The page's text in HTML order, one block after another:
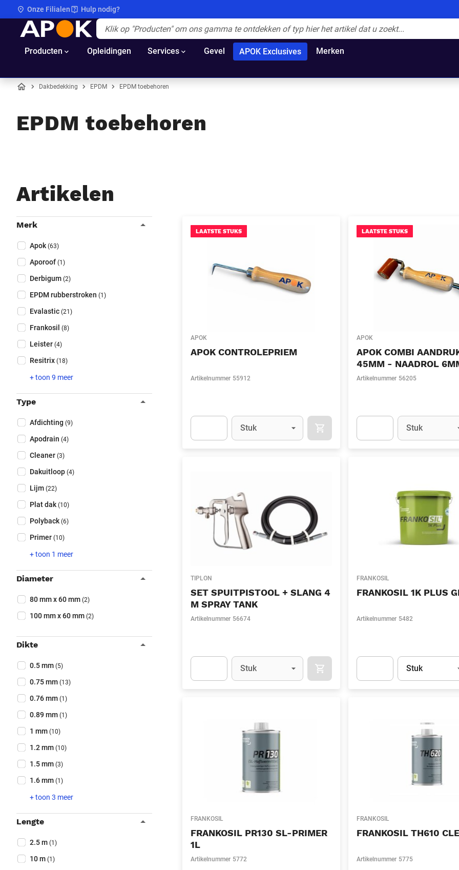
Onze Filialen Hulp nodig?
APOK
Producten Opleidingen Services Gevel APOK Exclusives Merken
Dakbedekking EPDM EPDM toebehoren
EPDM toebehoren
Artikelen
Filters
Merk
Merk (Optioneel)
Apok (63)
Aporoof (1)
Derbigum (2)
EPDM rubberstroken (1)
Evalastic (21)
Frankosil (8)
Leister (4)
Resitrix (18)
+ toon 9 meer
Type
Type (Optioneel)
Afdichting (9)
Apodrain (4)
Cleaner (3)
Dakuitloop (4)
Lijm (22)
Plat dak (10)
Polyback (6)
Primer (10)
+ toon 1 meer
Diameter
Diameter (Optioneel)
80 mm x 60 mm (2)
100 mm x 60 mm (2)
Dikte
Dikte (Optioneel)
0.5 mm (5)
0.75 mm (13)
0.76 mm (1)
0.89 mm (1)
1 mm (10)
1.2 mm (10)
1.5 mm (3)
1.6 mm (1)
+ toon 3 meer
Lengte
Lengte (Optioneel)
2.5 m (1)
10 m (1)
LAATSTE STUKS
APOK
APOK CONTROLEPRIEM
Artikelnummer 55912
Eenheid
Stuk
LAATSTE STUKS
APOK
APOK COMBI
45MM - NAADROL
Artikelnummer 56205
Eenheid
Stuk
TIPLON
SET SPUITPISTOOL + SLANG 4
M SPRAY TANK
Artikelnummer 56674
Eenheid
Stuk
FRANKOSIL
FRANKOSIL 1K PLUS
Artikelnummer 5482
Eenheid
Stuk
FRANKOSIL
FRANKOSIL PR130 SL-PRIMER
1L
Artikelnummer 5772
FRANKOSIL
FRANKOSIL TH610
Artikelnummer 5775